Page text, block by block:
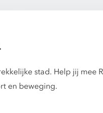
stad. Help jij mee
en beweging.